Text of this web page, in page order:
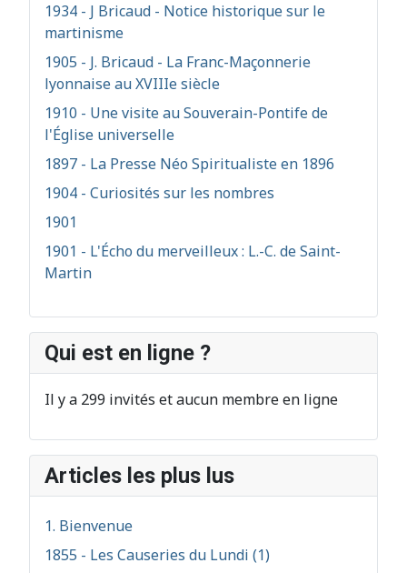
1934 - J Bricaud - Notice historique sur le
martinisme
1905 - J. Bricaud - La Franc-Maçonnerie
lyonnaise au XVIIIe siècle
1910 - Une visite au Souverain-Pontife de
l'Église universelle
1897 - La Presse Néo Spiritualiste en 1896
1904 - Curiosités sur les nombres
1901
1901 - L'Écho du merveilleux : L.-C. de Saint-
Martin
Qui est en ligne ?
Il y a 299 invités et aucun membre en ligne
Articles les plus lus
1. Bienvenue
1855 - Les Causeries du Lundi (1)